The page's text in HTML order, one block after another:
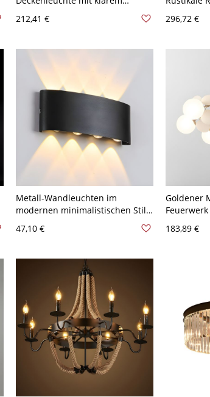
120V 59,69 cm
212,41 € 296,72 €
Metall-Wandleuchten im
modernen minimalistischen Stil
Schwarz 8 Weißlicht
47,10 €
Goldener
183,89 €